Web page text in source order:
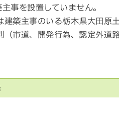
事を設置していません。
築主事のいる栃木県大田原
（市道、開発行為、認定外道